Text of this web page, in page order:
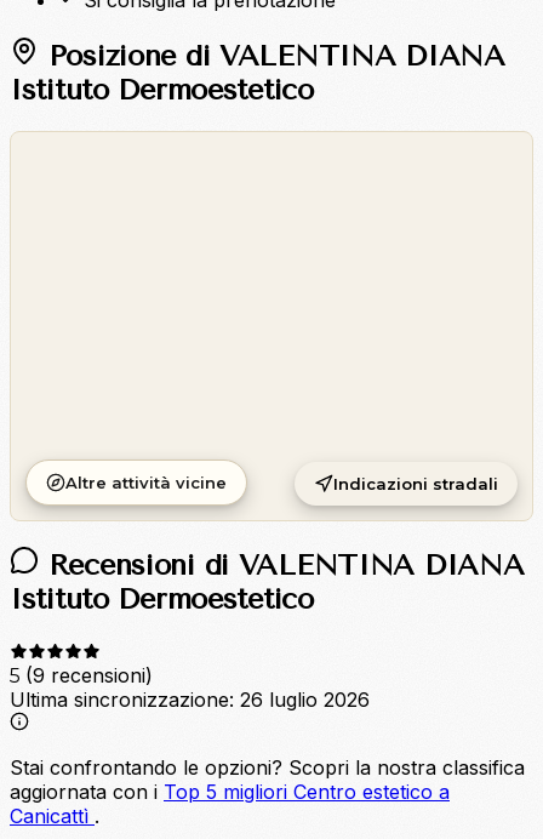
Posizione di VALENTINA DIANA
Istituto Dermoestetico
Altre attività vicine Indicazioni stradali
Recensioni di VALENTINA DIANA
Istituto Dermoestetico
5 (9 recensioni)
Ultima sincronizzazione: 26 luglio 2026
Stai confrontando le opzioni? Scopri la nostra classifica
aggiornata con i Top 5 migliori Centro estetico a
Canicattì .